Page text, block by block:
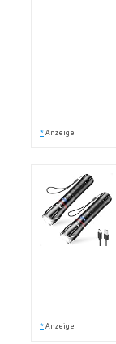
* Anzeige
* Anzeige